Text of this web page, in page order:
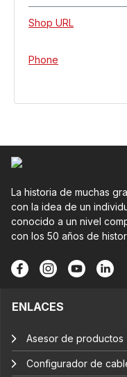
Shop URL
Phone
La historia de muchas
con la idea de un
conocido a un nivel
con los 50 años de
ENLACES
Asesor de productos
Configurador de